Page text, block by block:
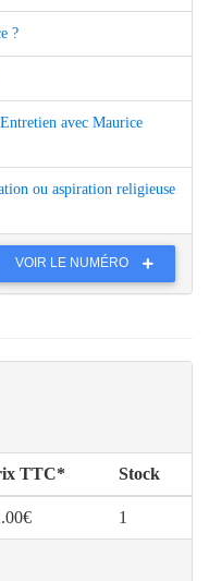
?
avec Maurice
ou aspiration religieuse
VOIR LE NUMÉRO
TTC* Stock
1